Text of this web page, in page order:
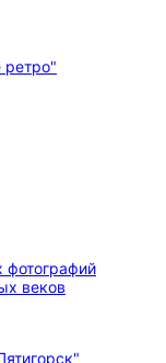
фотографий
веков